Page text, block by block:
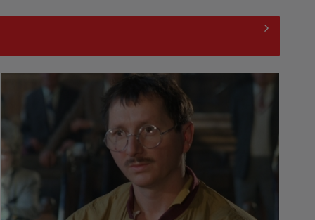
(P) Eficiența Costurilor în
Ortodonție: De ce Aparatul Dentar
Metalic Rămâne ...
(P) Au sfidat toate prognozele într-
o piață aflată sub presiune.
Povestea ...